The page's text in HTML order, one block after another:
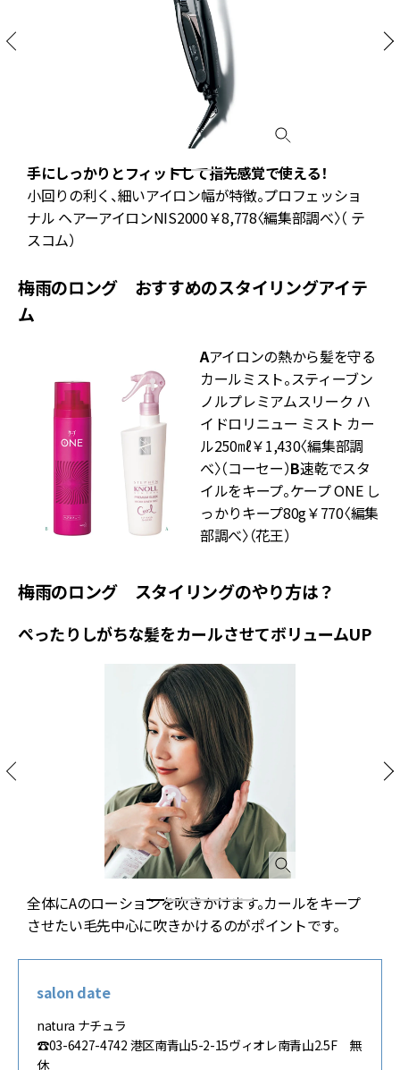
手にしっかりとフィットして指先感覚で使える！
小回りの利く、細いアイロン幅が特徴。プロフェッショ
ナル ヘアーアイロンNIS2000￥8,778〈編集部調べ〉（ テ
スコム）
梅雨のロング おすすめのスタイリングアイテ
ム
Aアイロンの熱から髪を守る
カールミスト。スティーブン
ノルプレミアムスリーク ハ
イドロリニュー ミスト カー
ル250㎖￥1,430〈編集部調
べ〉（コーセー）B速乾でスタ
イルをキープ。ケープ ONE し
っかりキープ80g￥770〈編集
部調べ〉（花王）
梅雨のロング スタイリングのやり方は？
ぺったりしがちな髪をカールさせてボリュームUP
全体にAのローションを吹きかけます。カールをキープ
させたい毛先中心に吹きかけるのがポイントです。
salon date
natura ナチュラ
☎︎03-6427-4742 港区南青山5-2-15ヴィオレ南青山2.5F 無
休